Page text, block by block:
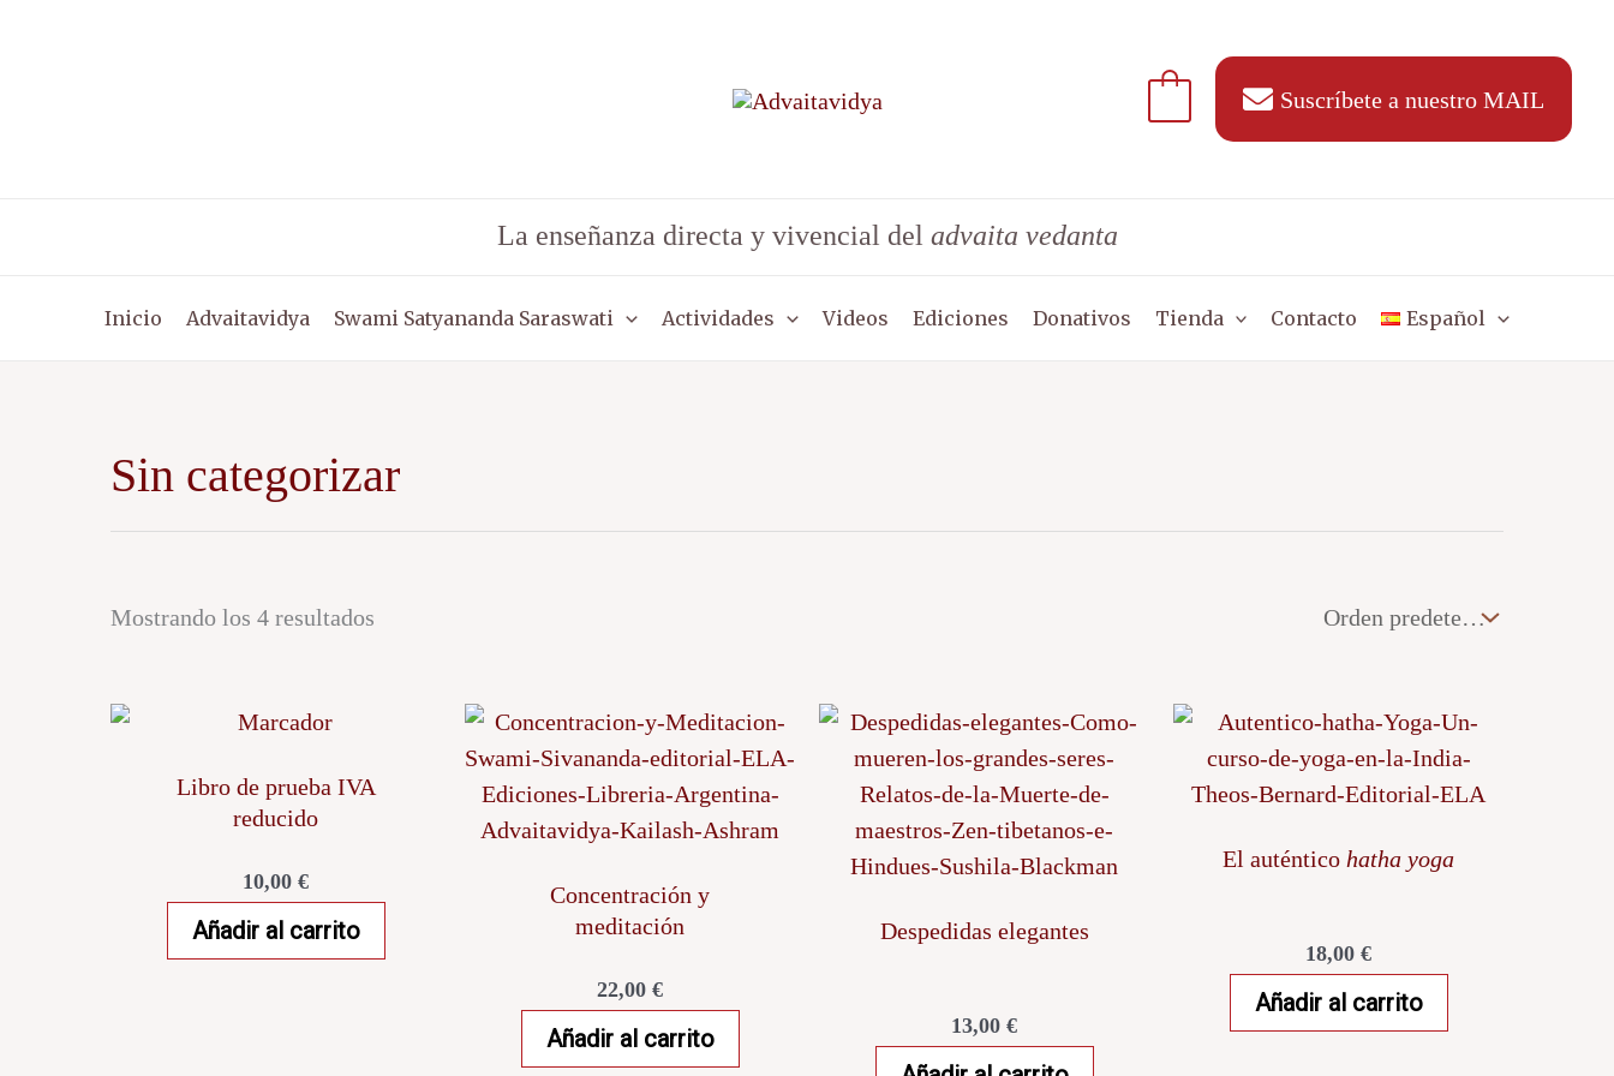
Suscríbete a nuestro MAIL
La enseñanza directa y vivencial del advaita vedanta
Inicio Advaitavidya Swami Satyananda Saraswati Actividades Videos Ediciones Donativos Tienda Contacto Español
Sin categorizar
Mostrando los 4 resultados
Libro de prueba IVA
reducido
10,00 €
Añadir al carrito
Concentración y
meditación
22,00 €
Añadir al carrito
Despedidas elegantes
13,00 €
El auténtico hatha yoga
18,00 €
Añadir al carrito